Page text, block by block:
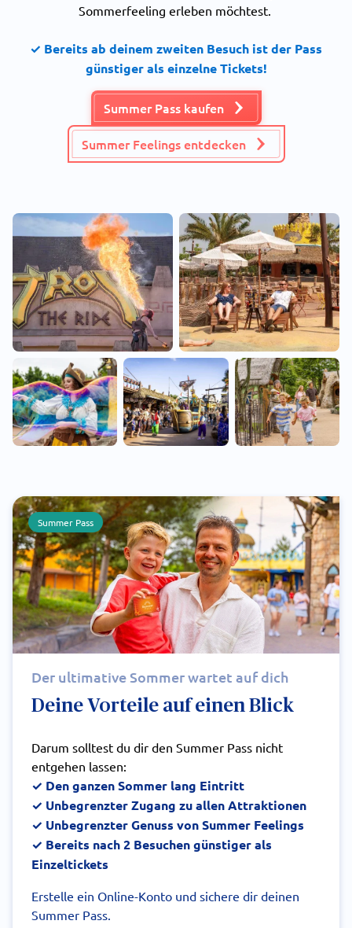
Sommerfeeling erleben möchtest.
✓ Bereits ab deinem zweiten Besuch ist der Pass
günstiger als einzelne Tickets!
Summer Pass kaufen
Summer Feelings entdecken
Summer Pass
Der ultimative Sommer wartet auf dich
Deine Vorteile auf einen Blick
Darum solltest du dir den Summer Pass nicht
entgehen lassen:
✓ Den ganzen Sommer lang Eintritt
✓ Unbegrenzter Zugang zu allen Attraktionen
✓ Unbegrenzter Genuss von Summer Feelings
✓ Bereits nach 2 Besuchen günstiger als
Einzeltickets
Erstelle ein Online-Konto und sichere dir deinen
Summer Pass.